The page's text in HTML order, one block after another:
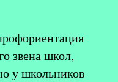
звена школ,
у школьников